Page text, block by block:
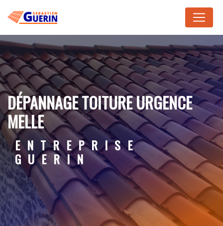
DÉPANNAGE TOITURE URGENCE
MELLE
ENTREPRISE
GUERIN